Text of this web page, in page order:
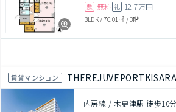
敷 無料 礼 12.7万円
3LDK/70.01㎡ /3階
賃貸マンション
内房線 / 木更津駅 徒歩10分